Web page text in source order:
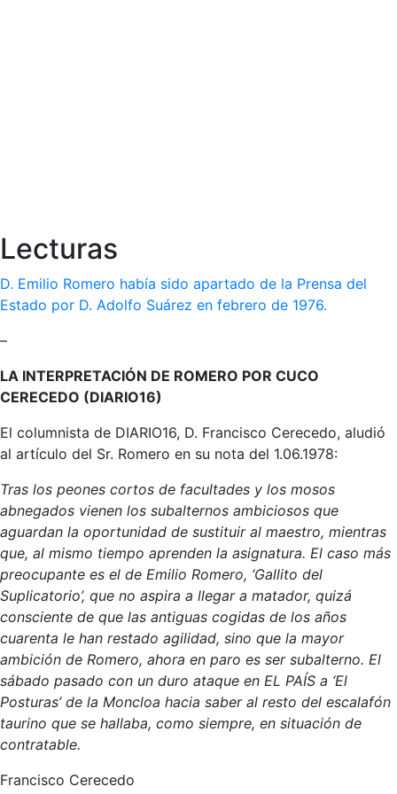
Lecturas
D. Emilio Romero había sido apartado de la Prensa del
Estado por D. Adolfo Suárez en febrero de 1976.
–
LA INTERPRETACIÓN DE ROMERO POR CUCO
CERECEDO (DIARIO16)
El columnista de DIARIO16, D. Francisco Cerecedo, aludió
al artículo del Sr. Romero en su nota del 1.06.1978:
Tras los peones cortos de facultades y los mosos
abnegados vienen los subalternos ambiciosos que
aguardan la oportunidad de sustituir al maestro, mientras
que, al mismo tiempo aprenden la asignatura. El caso más
preocupante es el de Emilio Romero, ‘Gallito del
Suplicatorio’, que no aspira a llegar a matador, quizá
consciente de que las antiguas cogidas de los años
cuarenta le han restado agilidad, sino que la mayor
ambición de Romero, ahora en paro es ser subalterno. El
sábado pasado con un duro ataque en EL PAÍS a ‘El
Posturas’ de la Moncloa hacia saber al resto del escalafón
taurino que se hallaba, como siempre, en situación de
contratable.
Francisco Cerecedo